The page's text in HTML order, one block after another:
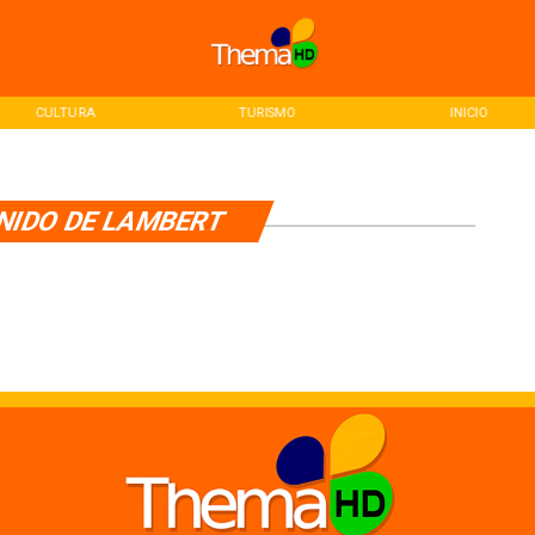
CULTURA TURISMO INICIO
DE LAMBERT